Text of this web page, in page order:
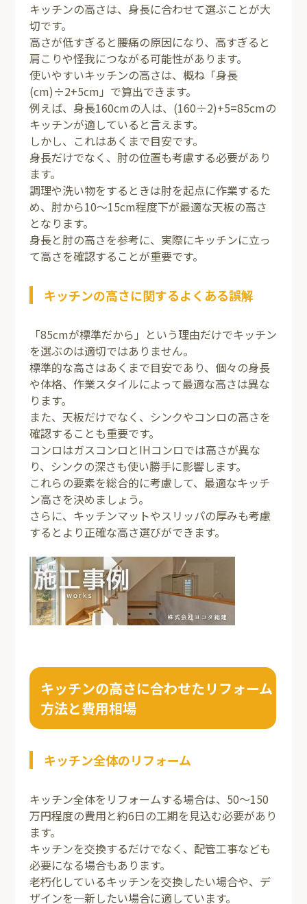
キッチンの高さは、身長に合わせて選ぶことが大
切です。
高さが低すぎると腰痛の原因になり、高すぎると
肩こりや怪我につながる可能性があります。
使いやすいキッチンの高さは、概ね「身長
(cm)÷2+5cm」で算出できます。
例えば、身長160cmの人は、(160÷2)+5=85cmの
キッチンが適していると言えます。
しかし、これはあくまで目安です。
身長だけでなく、肘の位置も考慮する必要があり
ます。
調理や洗い物をするときは肘を起点に作業するた
め、肘から10～15cm程度下が最適な天板の高さ
となります。
身長と肘の高さを参考に、実際にキッチンに立っ
て高さを確認することが重要です。
キッチンの高さに関するよくある誤解
「85cmが標準だから」という理由だけでキッチン
を選ぶのは適切ではありません。
標準的な高さはあくまで目安であり、個々の身長
や体格、作業スタイルによって最適な高さは異な
ります。
また、天板だけでなく、シンクやコンロの高さを
確認することも重要です。
コンロはガスコンロとIHコンロでは高さが異な
り、シンクの深さも使い勝手に影響します。
これらの要素を総合的に考慮して、最適なキッチ
ン高さを決めましょう。
さらに、キッチンマットやスリッパの厚みも考慮
するとより正確な高さ選びができます。
キッチンの高さに合わせたリフォーム
方法と費用相場
キッチン全体のリフォーム
キッチン全体をリフォームする場合は、50～150
万円程度の費用と約6日の工期を見込む必要があり
ます。
キッチンを交換するだけでなく、配管工事なども
必要になる場合もあります。
老朽化しているキッチンを交換したい場合や、デ
ザインを一新したい場合に適しています。